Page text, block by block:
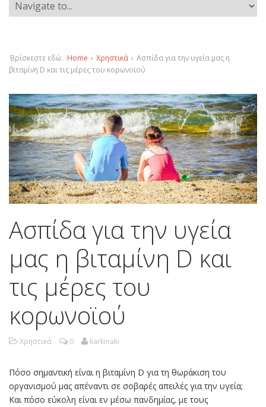
Βρίσκεστε εδώ: Home › Χρηστικά › Ασπίδα για την υγεία μας η
βιταμίνη D και τις μέρες του κορωνοϊού
Ασπίδα για την υγεία
μας η βιταμίνη D και
τις μέρες του
κορωνοϊού
Χρηστικά 0 karkinaki
Πόσο σημαντική είναι η βιταμίνη D για τη θωράκιση του
οργανισμού μας απέναντι σε σοβαρές απειλές για την υγεία;
Και πόσο εύκολη είναι εν μέσω πανδημίας, με τους